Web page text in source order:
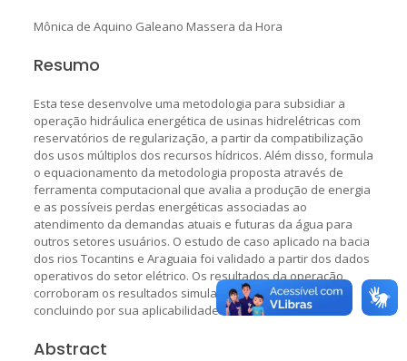
Mônica de Aquino Galeano Massera da Hora
Resumo
Esta tese desenvolve uma metodologia para subsidiar a
operação hidráulica energética de usinas hidrelétricas com
reservatórios de regularização, a partir da compatibilização
dos usos múltiplos dos recursos hídricos. Além disso, formula
o equacionamento da metodologia proposta através de
ferramenta computacional que avalia a produção de energia
e as possíveis perdas energéticas associadas ao
atendimento da demandas atuais e futuras da água para
outros setores usuários. O estudo de caso aplicado na bacia
dos rios Tocantins e Araguaia foi validado a partir dos dados
operativos do setor elétrico. Os resultados da operação
corroboram os resultados simulados pelo modelo,
concluindo por sua aplicabilidade.
Abstract